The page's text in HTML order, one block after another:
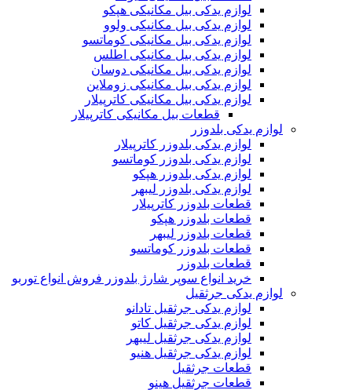
لوازم یدکی بیل مکانیکی هپکو
لوازم یدکی بیل مکانیکی ولوو
لوازم یدکی بیل مکانیکی کوماتسو
لوازم یدکی بیل مکانیکی اطلس
لوازم یدکی بیل مکانیکی دوسان
لوازم یدکی بیل مکانیکی زوملاین
لوازم یدکی بیل مکانیکی کاترپیلار
قطعات بیل مکانیکی کاترپیلار
لوازم یدکی بلدوزر
لوازم یدکی بلدوزر کاترپیلار
لوازم یدکی بلدوزر کوماتسو
لوازم یدکی بلدوزر هپکو
لوازم یدکی بلدوزر لیبهر
قطعات بلدوزر کاترپیلار
قطعات بلدوزر هپکو
قطعات بلدوزر لیبهر
قطعات بلدوزر کوماتسو
قطعات بلدوزر
خرید انواع سوپر شارژ بلدوزر فروش انواع توربو
لوازم یدکی جرثقیل
لوازم یدکی جرثقیل تادانو
لوازم یدکی جرثقیل کاتو
لوازم یدکی جرثقیل لیبهر
لوازم یدکی جرثقیل هنیو
قطعات جرثقیل
قطعات جرثقیل هینو